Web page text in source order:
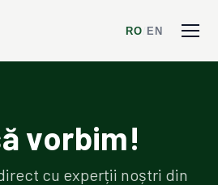
RO EN
vorbim!
cu experții noștri din